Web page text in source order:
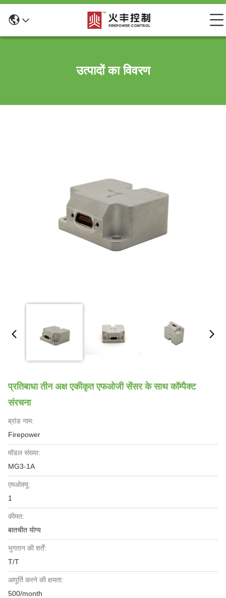
उत्पादों का विवरण
प्रतिबाधा तीन अक्ष एकीकृत एफओजी सेंसर के साथ कॉम्पैक्ट
संरचना
ब्रांड नाम:
Firepower
मॉडल संख्या:
MG3-1A
एमओक्यू:
1
कीमत:
बातचीत योग्य
भुगतान की शर्तें:
T/T
आपूर्ति करने की क्षमता:
500/month